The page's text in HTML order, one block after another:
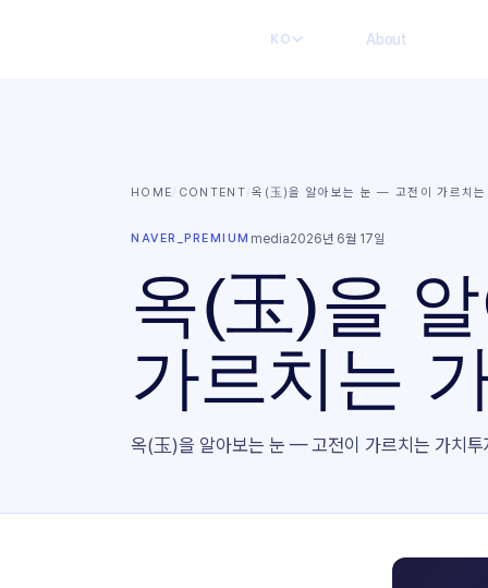
KO About
HOME/ CONTENT/옥(玉)을 알아보는 눈 — 고전이 가르치
NAVER_PREMIUM media2026년 6월 17일
옥(玉)을
가르치는
옥(玉)을 알아보는 눈 — 고전이 가르치는 가치투